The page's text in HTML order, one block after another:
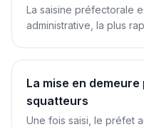
La saisine préfectorale
administrative, la plus
La mise en
squatteurs
Une fois saisi, le préfet